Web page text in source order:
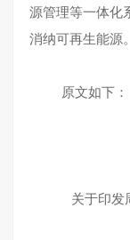
源管理等一体化
消纳可再生能源。
原文如下：
关于印发